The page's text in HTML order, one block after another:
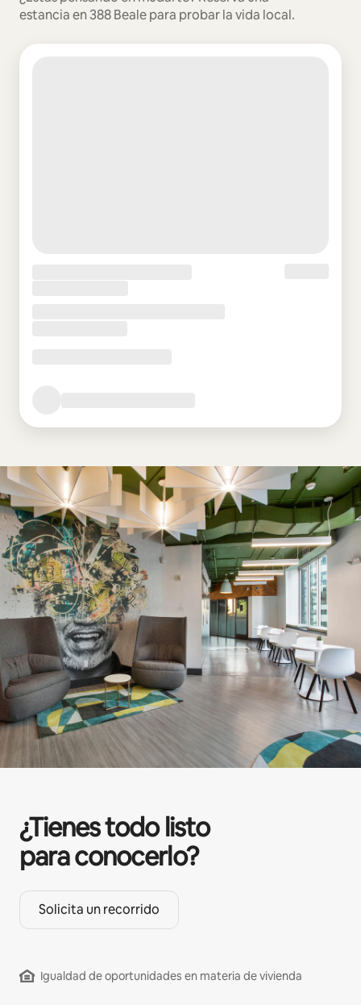
estancia en 388 Beale para probar la vida local.
¿Tienes todo listo
para conocerlo?
Solicita un recorrido
Igualdad de oportunidades en materia de vivienda